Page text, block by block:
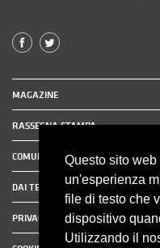
MAGAZINE
RASSEGNA STAMPA
COMUNICATI STAMPA
DAI TERRITORI
PRIVACY POLICY
Questo sito
un'esperienza
file di testo che
dispositivo
Utilizzando il